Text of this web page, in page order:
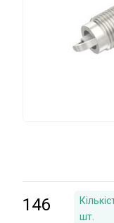
146
шт.